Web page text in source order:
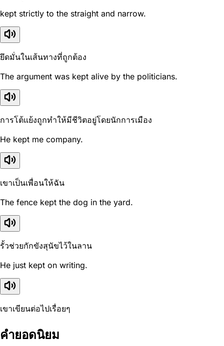
kept strictly to the straight and narrow.
ยึดมั่นในเส้นทางที่ถูกต้อง
The argument was kept alive by the politicians.
การโต้แย้งถูกทำให้มีชีวิตอยู่โดยนักการเมือง
He kept me company.
เขาเป็นเพื่อนให้ฉัน
The fence kept the dog in the yard.
รั้วช่วยกักขังสุนัขไว้ในลาน
He just kept on writing.
เขาเขียนต่อไปเรื่อยๆ
คำยอดนิยม